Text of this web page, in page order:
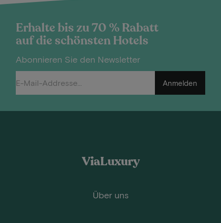
Erhalte bis zu 70 % Rabatt
auf die schönsten Hotels
Abonnieren Sie den Newsletter
Anmelden
ViaLuxury
Über uns